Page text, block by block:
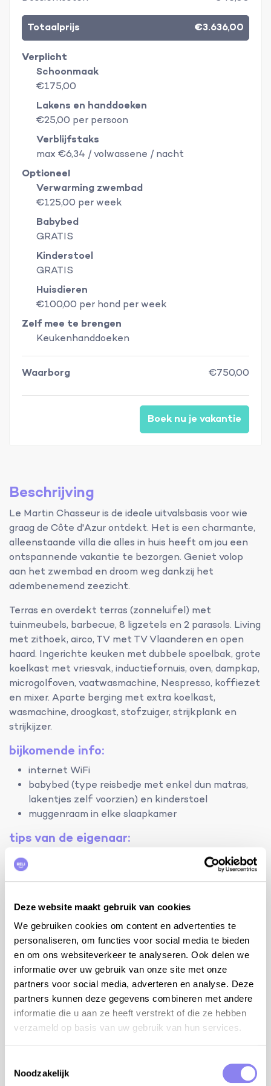
Deze website maakt gebruik van cookies
We gebruiken cookies om content en advertenties te
personaliseren, om functies voor social media te bieden
en om ons websiteverkeer te analyseren. Ook delen we
informatie over uw gebruik van onze site met onze
partners voor social media, adverteren en analyse. Deze
partners kunnen deze gegevens combineren met andere
informatie die u aan ze heeft verstrekt of die ze hebben
verzameld op basis van uw gebruik van hun services.
Noodzakelijk
Totaalprijs €3.636,00
Verplicht
Schoonmaak
€175,00
Lakens en handdoeken
€25,00 per persoon
Verblijfstaks
max €6,34 / volwassene / nacht
Optioneel
Verwarming zwembad
€125,00 per week
Babybed
GRATIS
Kinderstoel
GRATIS
Huisdieren
€100,00 per hond per week
Zelf mee te brengen
Keukenhanddoeken
Waarborg €750,00
Boek nu je vakantie
Beschrijving
Le Martin Chasseur is de ideale uitvalsbasis voor wie
graag de Côte d'Azur ontdekt. Het is een charmante,
alleenstaande villa die alles in huis heeft om jou een
ontspannende vakantie te bezorgen. Geniet volop
aan het zwembad en droom weg dankzij het
adembenemend zeezicht.
Terras en overdekt terras (zonneluifel) met
tuinmeubels, barbecue, 8 ligzetels en 2 parasols. Living
met zithoek, airco, TV met TV Vlaanderen en open
haard. Ingerichte keuken met dubbele spoelbak, grote
koelkast met vriesvak, inductiefornuis, oven, dampkap,
microgolfoven, vaatwasmachine, Nespresso, koffiezet
en mixer. Aparte berging met extra koelkast,
wasmachine, droogkast, stofzuiger, strijkplank en
strijkijzer.
bijkomende info:
internet WiFi
babybed (type reisbedje met enkel dun matras,
lakentjes zelf voorzien) en kinderstoel
muggenraam in elke slaapkamer
tips van de eigenaar:
verschillende zandstranden, tussen Sainte-
(TGV op 15 km) en Saint-Raphaël
Cannes, Antibes, Nice (vlieghaven op 1 uur),
Monaco
het Massif des Maures: Ramatuelle, Grimaud,
Tourtour, la Garde-Freinet en de Gorges du
Verdon (één van de grootste grand Canyons van
Europa - kloof van 25 km).
Chemin de Douaniers: een kustwandeling van 11
km langs rotsachtige baaien en inhammen
wijnkastelen, golfen, alle watersporten,
pretparken